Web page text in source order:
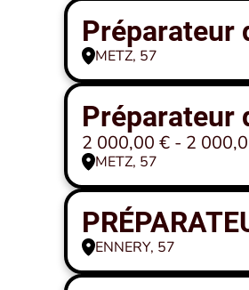
Préparateur
METZ, 57
Préparateur
2 000,00 € - 2
METZ, 57
ENNERY, 57